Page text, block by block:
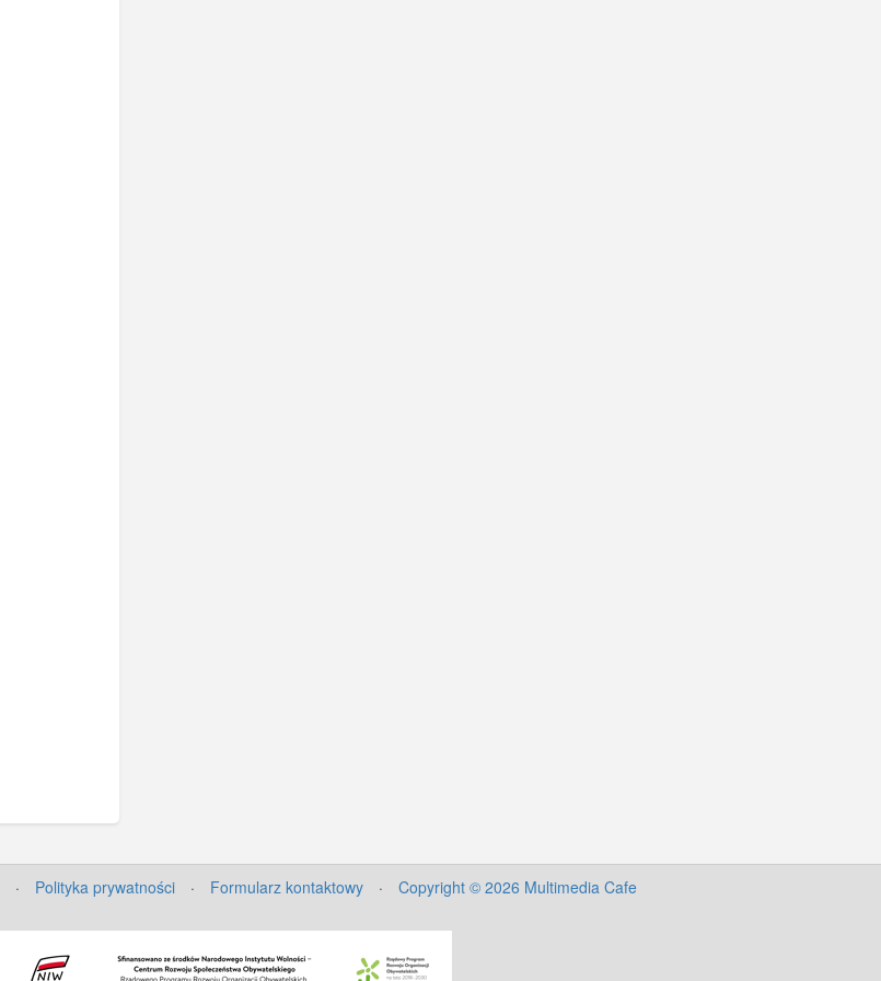
· Polityka prywatności · Formularz kontaktowy · Copyright © 2026 Multimedia Cafe